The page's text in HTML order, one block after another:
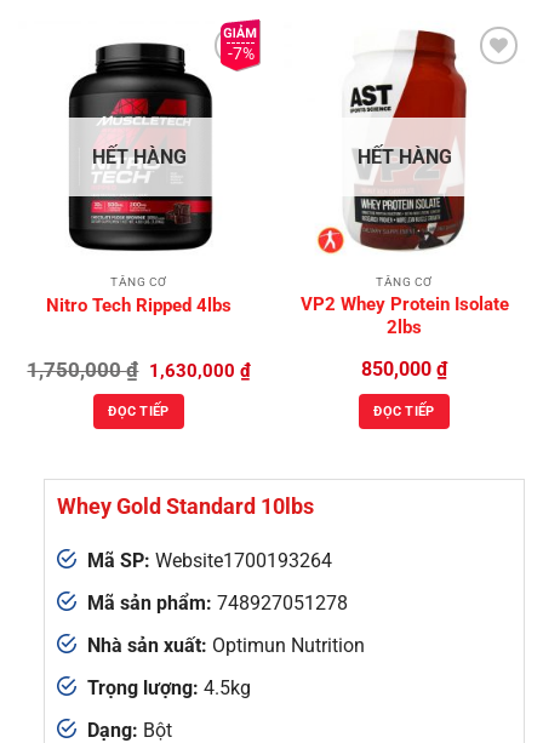
-7%
HẾT HÀNG
TĂNG CƠ
Nitro Tech Ripped 4lbs
1,750,000₫ Giá
gốc
là:
1,750,000 ₫.
1,630,000 ₫Giá
hiện
ĐỌC TIẾP
HẾT HÀNG
TĂNG CƠ
VP2 Whey Protein Isolate
2lbs
850,000 ₫
ĐỌC TIẾP
Whey Gold Standard 10lbs
Mã SP: Website1700193264
Mã sản phẩm: 748927051278
Nhà sản xuất: Optimun Nutrition
Trọng lượng: 4.5kg
Dạng: Bột